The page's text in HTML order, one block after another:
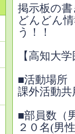
掲示板の
どんどん
う！！
【高知大
■活動場所
課外活動共
■部員数（
２０名(男